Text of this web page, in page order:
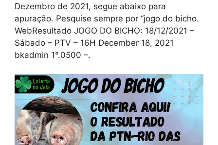
Dezembro de 2021, segue abaixo para
apuração. Pesquise sempre por “jogo do bicho.
WebResultado JOGO DO BICHO: 18/12/2021 –
Sábado – PTV – 16H December 18, 2021
bkadmin 1°.0500 –.